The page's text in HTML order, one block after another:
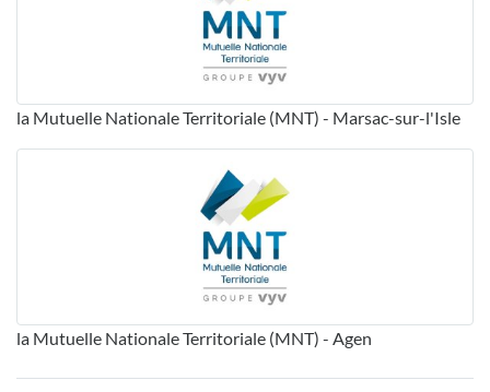
la Mutuelle Nationale Territoriale (MNT) - Marsac-sur-l'Isle
la Mutuelle Nationale Territoriale (MNT) - Agen